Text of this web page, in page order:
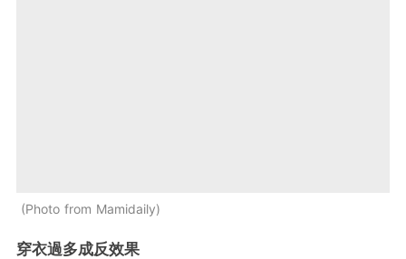
Photo from Mamidaily
穿衣過多成反效果